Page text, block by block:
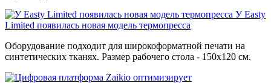
У Easty
Limited появилась новая модель термопресса
Оборудование подходит для широкоформатной печати на
синтетических тканях. Размер рабочего стола - 150х120 см.